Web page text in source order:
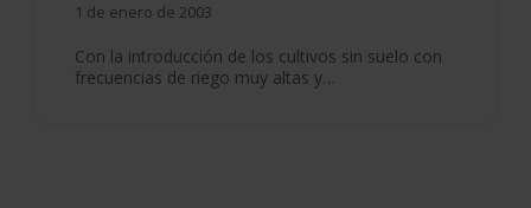
1 de enero de 2003
Con la introducción de los cultivos sin suelo con
frecuencias de riego muy altas y…